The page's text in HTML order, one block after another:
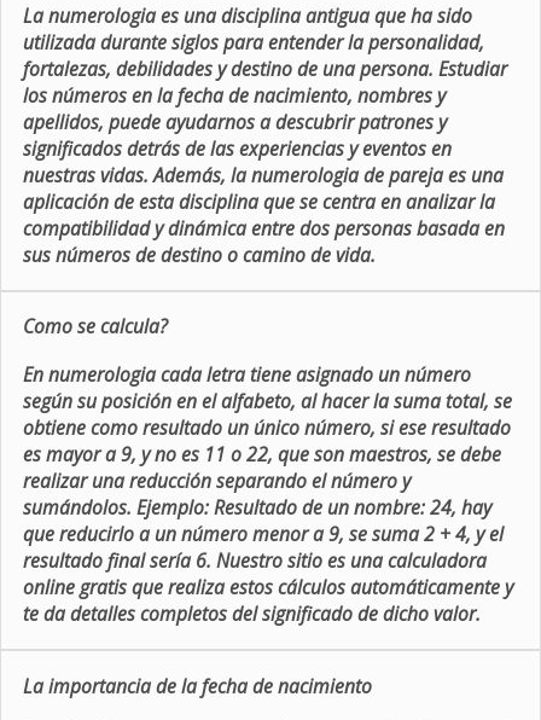
La numerologia es una disciplina antigua que ha sido
utilizada durante siglos para entender la personalidad,
fortalezas, debilidades y destino de una persona. Estudiar
los números en la fecha de nacimiento, nombres y
apellidos, puede ayudarnos a descubrir patrones y
significados detrás de las experiencias y eventos en
nuestras vidas. Además, la numerologia de pareja es una
aplicación de esta disciplina que se centra en analizar la
compatibilidad y dinámica entre dos personas basada en
sus números de destino o camino de vida.
Como se calcula?
En numerologia cada letra tiene asignado un número
según su posición en el alfabeto, al hacer la suma total, se
obtiene como resultado un único número, si ese resultado
es mayor a 9, y no es 11 o 22, que son maestros, se debe
realizar una reducción separando el número y
sumándolos. Ejemplo: Resultado de un nombre: 24, hay
que reducirlo a un número menor a 9, se suma 2 + 4, y el
resultado final sería 6. Nuestro sitio es una calculadora
online gratis que realiza estos cálculos automáticamente y
te da detalles completos del significado de dicho valor.
La importancia de la fecha de nacimiento